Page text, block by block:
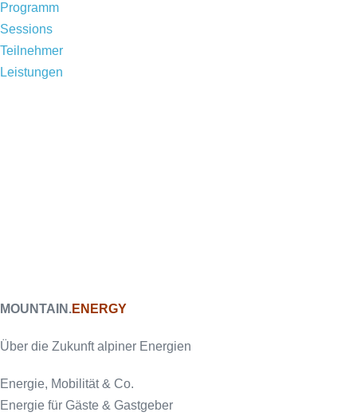
Programm
Sessions
Teilnehmer
Leistungen
MOUNTAIN.ENERGY
Über die Zukunft alpiner Energien
Energie, Mobilität & Co.
Energie für Gäste & Gastgeber